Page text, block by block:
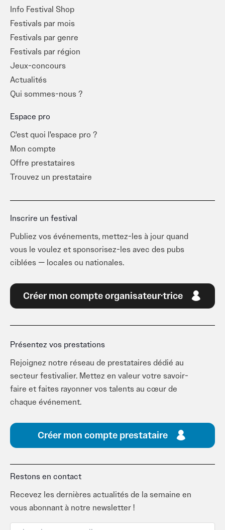
Info Festival Shop
Festivals par mois
Festivals par genre
Festivals par région
Jeux-concours
Actualités
Qui sommes-nous ?
Espace pro
C'est quoi l'espace pro ?
Mon compte
Offre prestataires
Trouvez un prestataire
Inscrire un festival
Publiez vos événements, mettez-les à jour quand
vous le voulez et sponsorisez-les avec des pubs
ciblées — locales ou nationales.
Créer mon compte organisateur·trice
Présentez vos prestations
Rejoignez notre réseau de prestataires dédié au
secteur festivalier. Mettez en valeur votre savoir-
faire et faites rayonner vos talents au cœur de
chaque événement.
Créer mon compte prestataire
Restons en contact
Recevez les dernières actualités de la semaine en
vous abonnant à notre newsletter !